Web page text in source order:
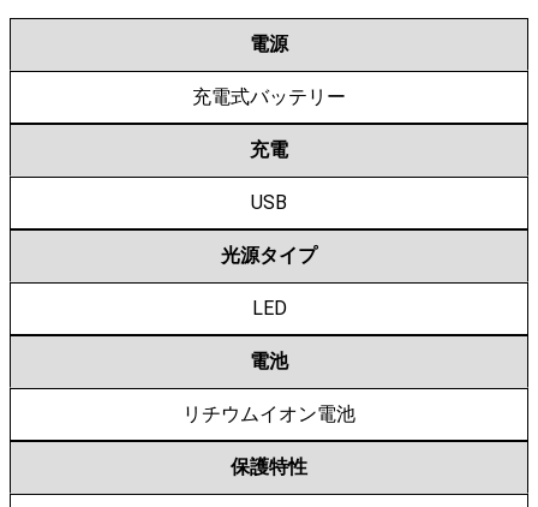
電源
充電式バッテリー
充電
USB
光源タイプ
LED
電池
リチウムイオン電池
保護特性